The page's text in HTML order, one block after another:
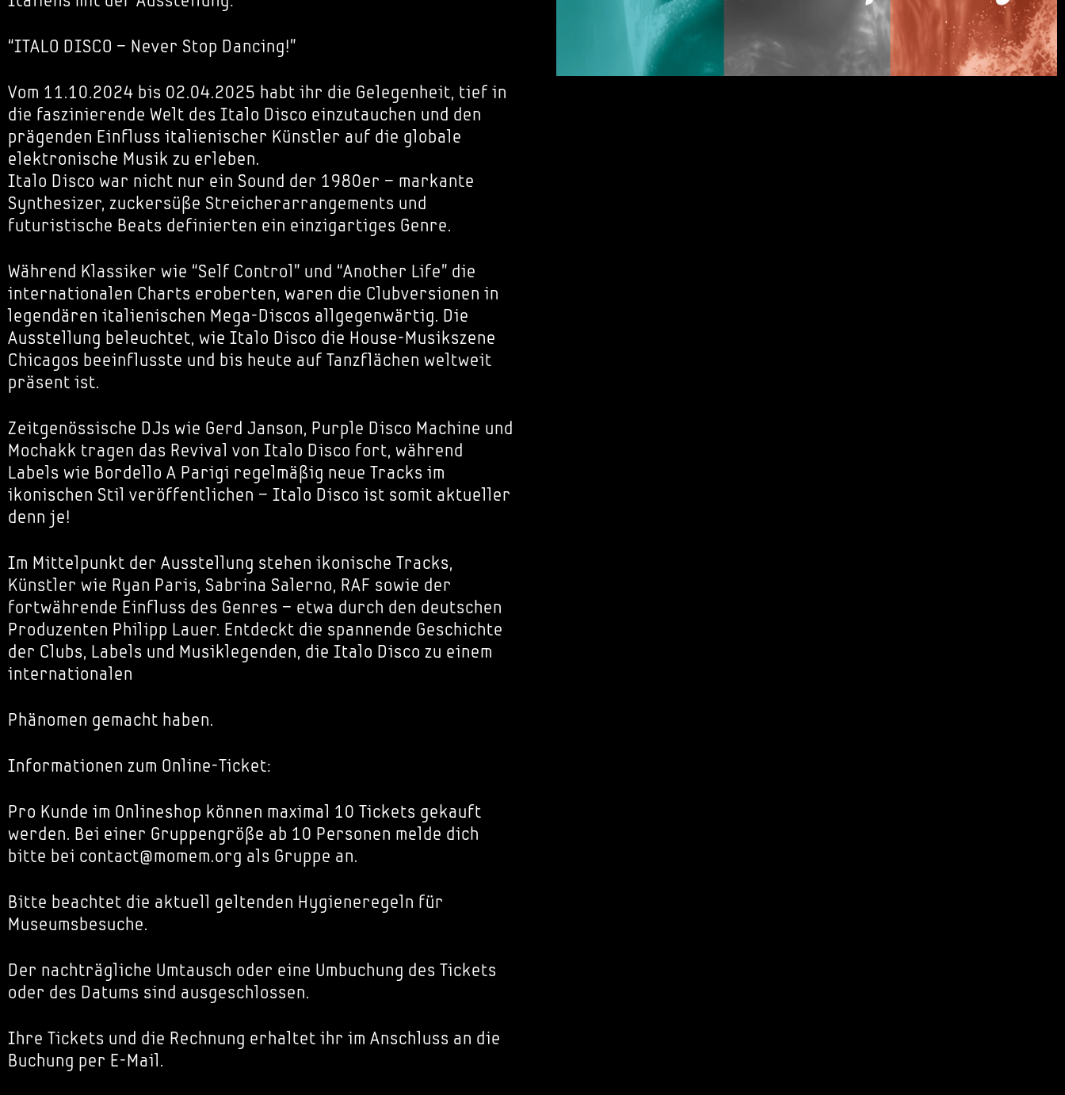
“ITALO DISCO – Never Stop Dancing!”
Vom 11.10.2024 bis 02.04.2025 habt ihr die Gelegenheit, tief in
die faszinierende Welt des Italo Disco einzutauchen und den
prägenden Einfluss italienischer Künstler auf die globale
elektronische Musik zu erleben.
Italo Disco war nicht nur ein Sound der 1980er – markante
Synthesizer, zuckersüße Streicherarrangements und
futuristische Beats definierten ein einzigartiges Genre.
Während Klassiker wie “Self Control” und “Another Life” die
internationalen Charts eroberten, waren die Clubversionen in
legendären italienischen Mega-Discos allgegenwärtig. Die
Ausstellung beleuchtet, wie Italo Disco die House-Musikszene
Chicagos beeinflusste und bis heute auf Tanzflächen weltweit
präsent ist.
Zeitgenössische DJs wie Gerd Janson, Purple Disco Machine und
Mochakk tragen das Revival von Italo Disco fort, während
Labels wie Bordello A Parigi regelmäßig neue Tracks im
ikonischen Stil veröffentlichen – Italo Disco ist somit aktueller
denn je!
Im Mittelpunkt der Ausstellung stehen ikonische Tracks,
Künstler wie Ryan Paris, Sabrina Salerno, RAF sowie der
fortwährende Einfluss des Genres – etwa durch den deutschen
Produzenten Philipp Lauer. Entdeckt die spannende Geschichte
der Clubs, Labels und Musiklegenden, die Italo Disco zu einem
internationalen
Phänomen gemacht haben.
Informationen zum Online-Ticket:
Pro Kunde im Onlineshop können maximal 10 Tickets gekauft
werden. Bei einer Gruppengröße ab 10 Personen melde dich
bitte bei contact@momem.org als Gruppe an.
Bitte beachtet die aktuell geltenden Hygieneregeln für
Museumsbesuche.
Der nachträgliche Umtausch oder eine Umbuchung des Tickets
oder des Datums sind ausgeschlossen.
Ihre Tickets und die Rechnung erhaltet ihr im Anschluss an die
Buchung per E-Mail.